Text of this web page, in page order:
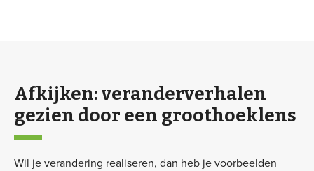
Afkijken: veranderverhalen
gezien door een groothoeklens
Wil je verandering realiseren, dan heb je voorbeelden